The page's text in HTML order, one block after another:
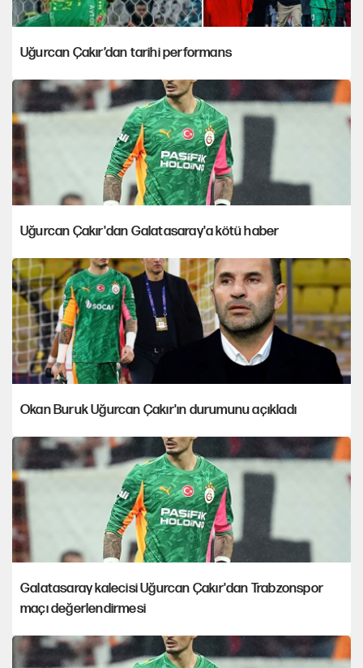
Uğurcan Çakır’dan tarihi performans
Uğurcan Çakır'dan Galatasaray'a kötü haber
Okan Buruk Uğurcan Çakır'ın durumunu açıkladı
Galatasaray kalecisi Uğurcan Çakır'dan Trabzonspor
maçı değerlendirmesi